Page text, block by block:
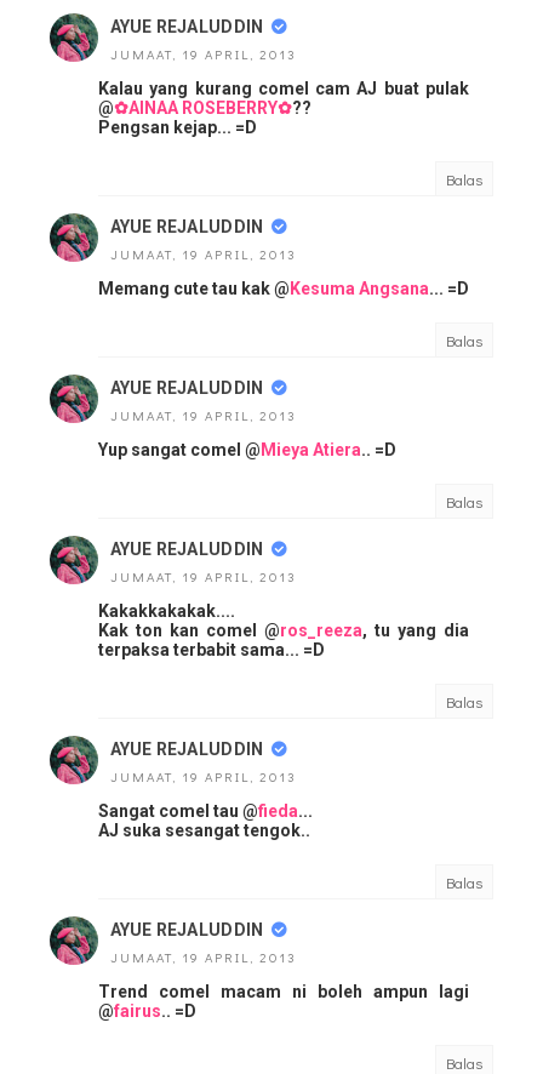
AYUE REJALUDDIN
JUMAAT, 19 APRIL, 2013
Kalau yang kurang comel cam AJ buat pulak
@✿AINAA ROSEBERRY✿??
Pengsan kejap... =D
Balas
AYUE REJALUDDIN
JUMAAT, 19 APRIL, 2013
Memang cute tau kak @ Kesuma Angsana... =D
Balas
AYUE REJALUDDIN
JUMAAT, 19 APRIL, 2013
Yup sangat comel @ Mieya Atiera.. =D
Balas
AYUE REJALUDDIN
JUMAAT, 19 APRIL, 2013
Kakakkakakak....
Kak ton kan comel @ros_reeza, tu yang dia
terpaksa terbabit sama... =D
Balas
AYUE REJALUDDIN
JUMAAT, 19 APRIL, 2013
Sangat comel tau @fieda...
AJ suka sesangat tengok..
Balas
AYUE REJALUDDIN
JUMAAT, 19 APRIL, 2013
Trend comel macam ni boleh ampun lagi
@fairus.. =D
Balas